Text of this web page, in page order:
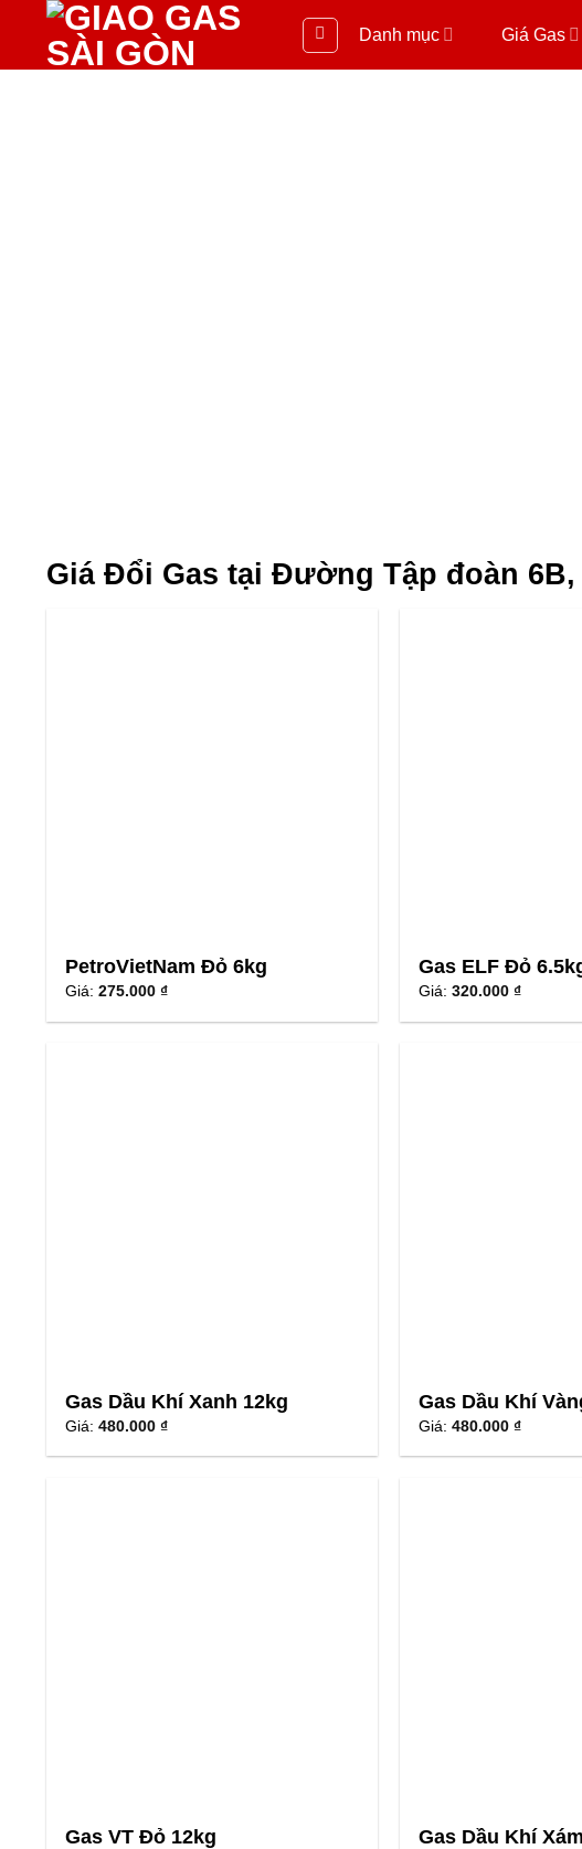
Danh mục Giá Gas
Giá Đổi Gas tại Đường Tập đoàn 6B,
PetroVietNam Đỏ 6kg
Giá:275.000 ₫
Gas ELF Đỏ
Giá:320.000 ₫
Gas Dầu Khí Xanh 12kg
Giá:480.000 ₫
Gas Dầu Khí
Giá:480.000 ₫
Gas VT Đỏ 12kg Gas Dầu Khí